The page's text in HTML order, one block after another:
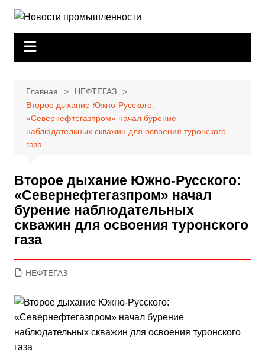
содержимому
Главная
НЕФТЕГАЗ
Второе дыхание Южно-Русского:
«Севернефтегазпром» начал бурение
наблюдательных скважин для освоения туронского
газа
Второе дыхание Южно-Русского:
«Севернефтегазпром» начал
бурение наблюдательных
скважин для освоения туронского
газа
НЕФТЕГАЗ